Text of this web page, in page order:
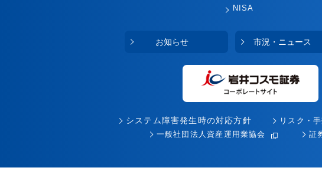
NISA
お知らせ 市況・ニュース
システム障害発生時の対応方針 リスク・
一般社団法人資産運用業協会
証